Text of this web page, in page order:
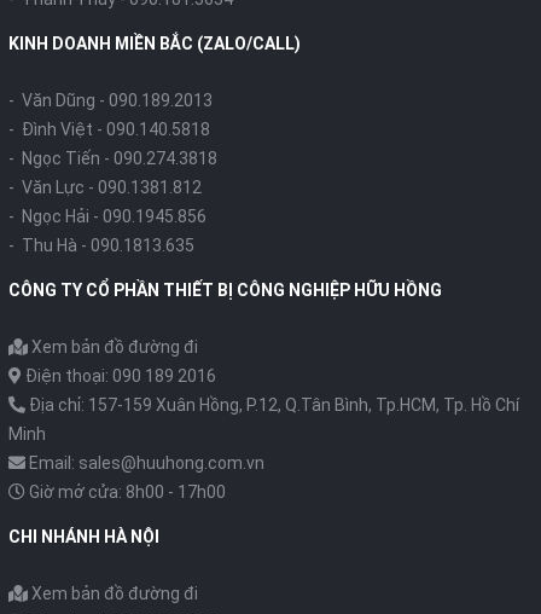
KINH DOANH MIỀN BẮC (ZALO/CALL)
- Văn Dũng - 090.189.2013
- Đình Việt - 090.140.5818
- Ngọc Tiến - 090.274.3818
- Văn Lực - 090.1381.812
- Ngọc Hải - 090.1945.856
- Thu Hà - 090.1813.635
CÔNG TY CỔ PHẦN THIẾT BỊ CÔNG NGHIỆP HỮU HỒNG
Xem bản đồ đường đi
Điện thoại: 090 189 2016
Địa chỉ: 157-159 Xuân Hồng, P.12, Q.Tân Bình, Tp.HCM, Tp. Hồ Chí
Minh
Email: sales@huuhong.com.vn
Giờ mở cửa: 8h00 - 17h00
CHI NHÁNH HÀ NỘI
Xem bản đồ đường đi